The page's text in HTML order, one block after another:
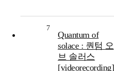
7
Quantum of
solace : 퀀텀 오
브 솔러스
[videorecording]